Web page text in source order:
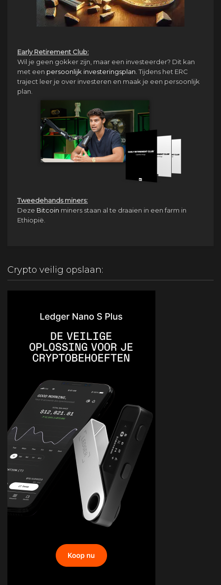
Early Retirement Club:
Wil je geen gokker zijn, maar een investeerder? Dit kan
met een persoonlijk investeringsplan. Tijdens het ERC
traject leer je over investeren en maak je een persoonlijk
plan.
Tweedehands miners:
Deze Bitcoin miners staan al te draaien in een farm in
Ethiopië.
Crypto veilig opslaan: